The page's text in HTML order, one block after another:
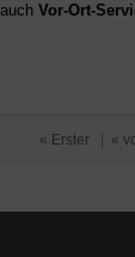
Vor-Ort-
« Erster «